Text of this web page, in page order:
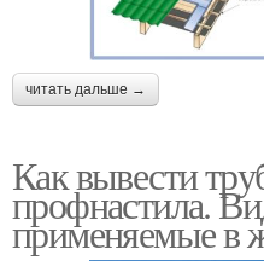
читать дальше →
Как вывести
профнастила.
применяемые в